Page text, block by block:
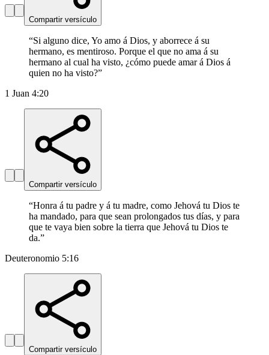
Compartir versículo
“Si alguno dice, Yo amo á Dios, y aborrece á su
hermano, es mentiroso. Porque el que no ama á su
hermano al cual ha visto, ¿cómo puede amar á Dios á
quien no ha visto?”
1 Juan 4:20
Compartir versículo
“Honra á tu padre y á tu madre, como Jehová tu Dios te
ha mandado, para que sean prolongados tus días, y para
que te vaya bien sobre la tierra que Jehová tu Dios te
da.”
Deuteronomio 5:16
Compartir versículo